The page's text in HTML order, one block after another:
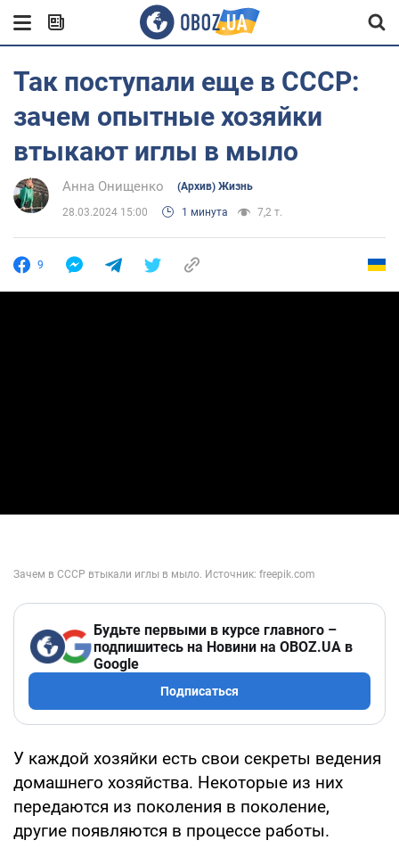
Так поступали еще в СССР:
зачем опытные хозяйки
втыкают иглы в мыло
Анна Онищенко (Архив) Жизнь
28.03.2024 15:00 1 минута 7,2 т.
9
Будьте первыми в курсе главного –
подпишитесь на Новини на OBOZ.UA в
Google
Подписаться
У каждой хозяйки есть свои секреты ведения
домашнего хозяйства. Некоторые из них
передаются из поколения в поколение,
другие появляются в процессе работы.